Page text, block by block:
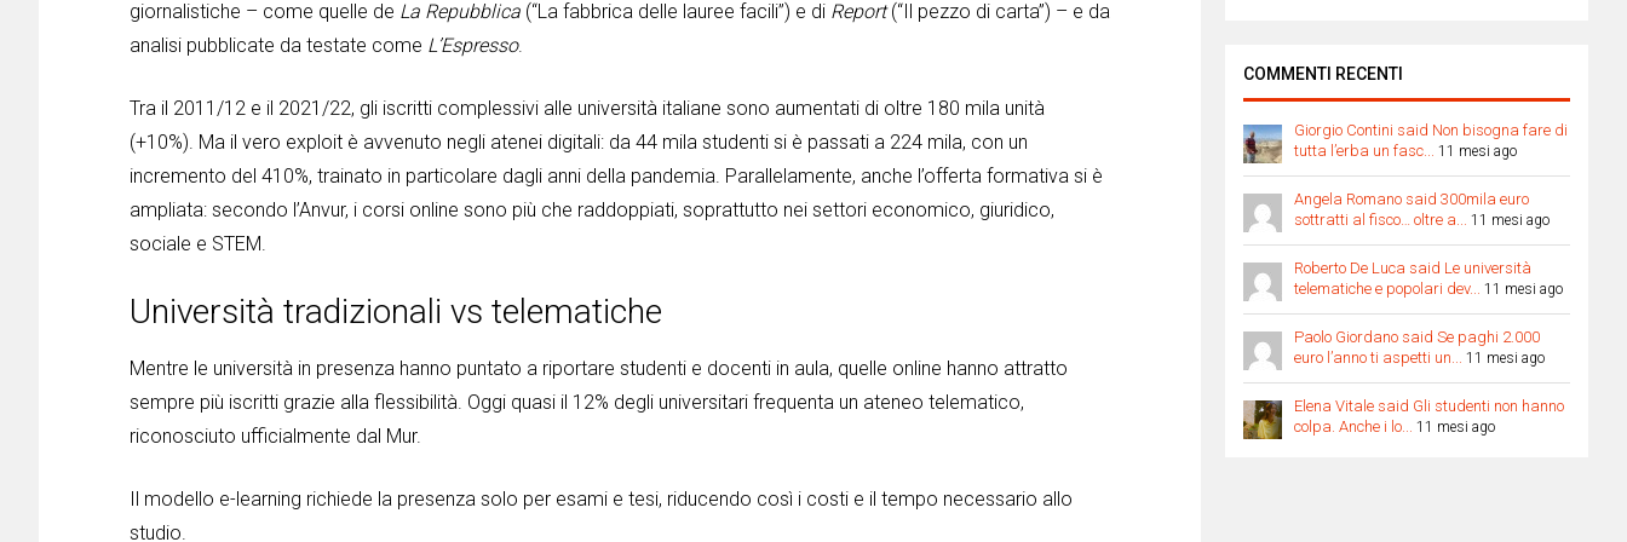
giornalistiche – come quelle de La Repubblica (“La fabbrica delle lauree facili”) e di Report(“Il pezzo di carta”) – e da
analisi pubblicate da testate come L’Espresso.
Tra il 2011/12 e il 2021/22, gli iscritti complessivi alle università italiane sono aumentati di oltre 180 mila unità
(+10%). Ma il vero exploit è avvenuto negli atenei digitali: da 44 mila studenti si è passati a 224 mila, con un
incremento del 410%, trainato in particolare dagli anni della pandemia. Parallelamente, anche l’offerta formativa si è
ampliata: secondo l’Anvur, i corsi online sono più che raddoppiati, soprattutto nei settori economico, giuridico,
sociale e STEM.
Università tradizionali vs telematiche
Mentre le università in presenza hanno puntato a riportare studenti e docenti in aula, quelle online hanno attratto
sempre più iscritti grazie alla flessibilità. Oggi quasi il 12% degli universitari frequenta un ateneo telematico,
riconosciuto ufficialmente dal Mur.
Il modello e-learning richiede la presenza solo per esami e tesi, riducendo così i costi e il tempo necessario allo
studio.
COMMENTI RECENTI
Giorgio Contini said Non bisogna fare di
tutta l’erba un fasc... 11 mesi ago
Angela Romano said 300mila euro
sottratti al fisco… oltre a... 11 mesi ago
Roberto De Luca said Le università
telematiche e popolari dev... 11 mesi ago
Paolo Giordano said Se paghi 2.000
euro l’anno ti aspetti un... 11 mesi ago
Elena Vitale said Gli studenti non hanno
colpa. Anche i lo... 11 mesi ago